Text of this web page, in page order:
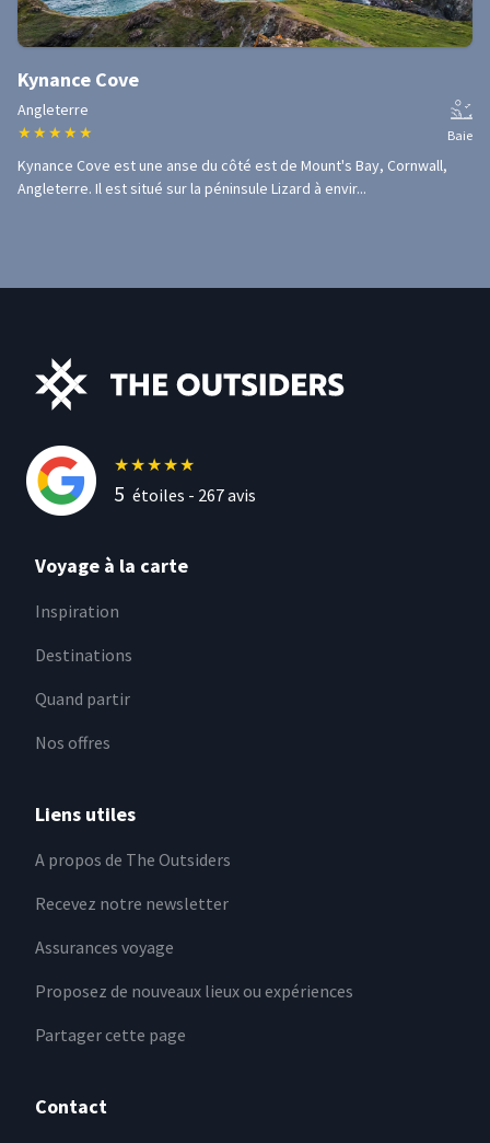
Kynance Cove
Angleterre
★ ★ ★ ★ ★ Baie
Kynance Cove est une anse du côté est de Mount's Bay, Cornwall,
Angleterre. Il est situé sur la péninsule Lizard à envir...
★★★★★
5 étoiles - 267avis
Voyage à la carte
Inspiration
Destinations
Quand partir
Nos offres
Liens utiles
A propos de The Outsiders
Recevez notre newsletter
Assurances voyage
Proposez de nouveaux lieux ou expériences
Partager cette page
Contact